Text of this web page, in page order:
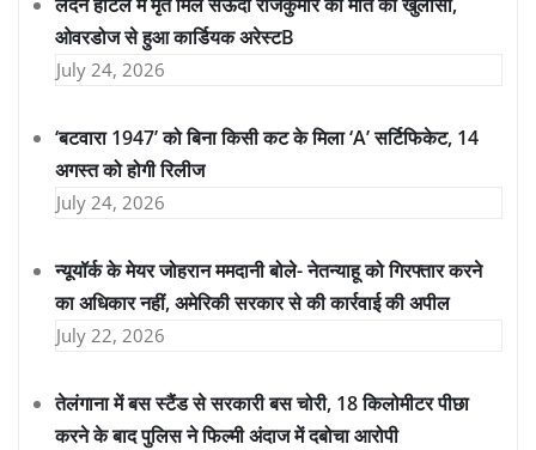
ओवरडोज से हुआ कार्डियक अरेस्टB
July 24, 2026
‘बटवारा 1947’ को बिना किसी कट के मिला ‘A’ सर्टिफिकेट, 14
अगस्त को होगी रिलीज
July 24, 2026
न्यूयॉर्क के मेयर जोहरान ममदानी बोले- नेतन्याहू को गिरफ्तार करने
का अधिकार नहीं, अमेरिकी सरकार से की कार्रवाई की अपील
July 22, 2026
तेलंगाना में बस स्टैंड से सरकारी बस चोरी, 18 किलोमीटर पीछा
करने के बाद पुलिस ने फिल्मी अंदाज में दबोचा आरोपी